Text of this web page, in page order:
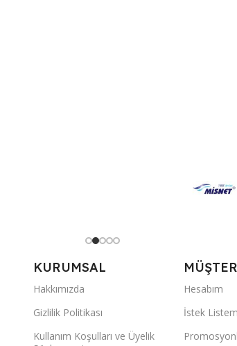
KURUMSAL
Hakkımızda
Gizlilik Politikası
Kullanım Koşulları ve Üyelik
Hesabım
İstek Listem